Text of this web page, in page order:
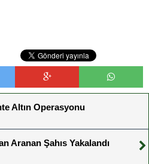
Altın Operasyonu
Aranan Şahıs Yakalandı